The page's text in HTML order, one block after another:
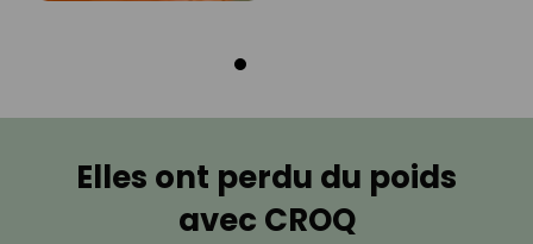
Elles ont perdu du poids
avec CROQ